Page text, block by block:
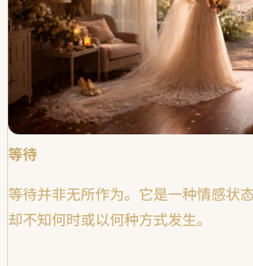
等待
等待并非无所作为。它是一种情感状
却不知何时或以何种方式发生。